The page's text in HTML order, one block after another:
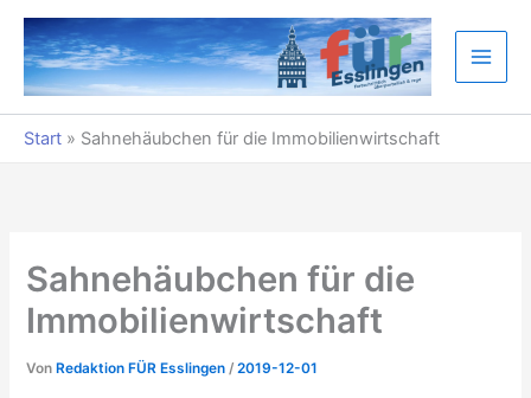
Zum
Inhalt
springen
Start » Sahnehäubchen für die Immobilienwirtschaft
Sahnehäubchen für die
Immobilienwirtschaft
Von Redaktion FÜR Esslingen/2019-12-01